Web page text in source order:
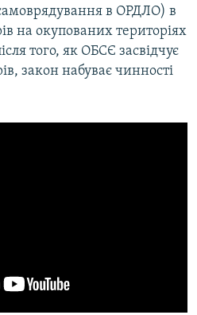
в ОРДЛО) в
на окупованих територіях
того, як ОБСЄ засвідчує
закон набуває чинності